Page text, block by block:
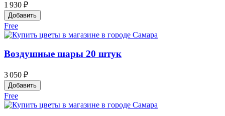
1 930 ₽
Добавить
Free
Воздушные шары 20 штук
3 050 ₽
Добавить
Free